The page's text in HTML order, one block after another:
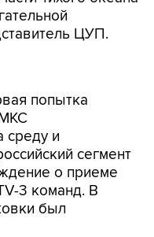
ЦУП.
попытка
среду и
сегмент
о приеме
3 команд. В
был